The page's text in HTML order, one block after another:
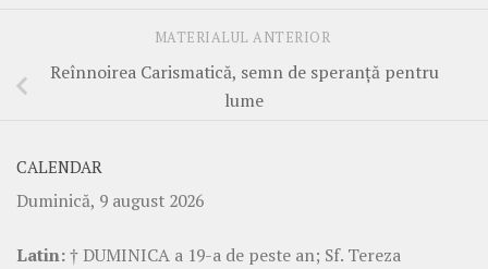
MATERIALUL ANTERIOR
Reînnoirea Carismatică, semn de speranţă pentru
lume
CALENDAR
Duminică, 9 august 2026
Latin:† DUMINICA a 19-a de peste an; Sf. Tereza